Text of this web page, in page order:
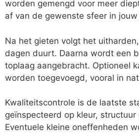
worden gemengd voor meer
af van de gewenste sfeer in
Na het gieten volgt het
dagen duurt. Daarna wordt een
toplaag aangebracht. Optioneel
worden toegevoegd, vooral in
Kwaliteitscontrole is de laatste
geïnspecteerd op kleur, structuur
Eventuele kleine oneffenheden